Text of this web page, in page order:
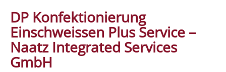
DP Konfektionierung
Einschweissen Plus Service –
Naatz Integrated Services
GmbH